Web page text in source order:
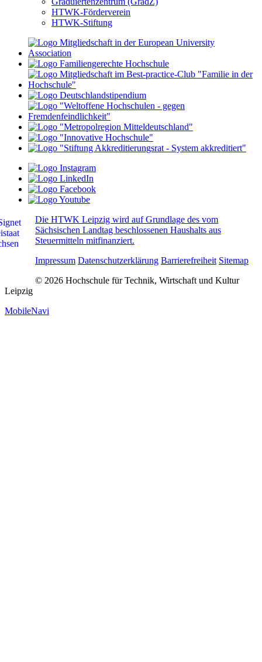
HTWK-Förderverein
HTWK-Stiftung
Die HTWK Leipzig wird auf Grundlage des vom
Sächsischen Landtag beschlossenen Haushalts aus
Steuermitteln mitfinanziert.
Impressum Datenschutzerklärung Barrierefreiheit Sitemap
© 2026 Hochschule für Technik, Wirtschaft und Kultur
Leipzig
MobileNavi